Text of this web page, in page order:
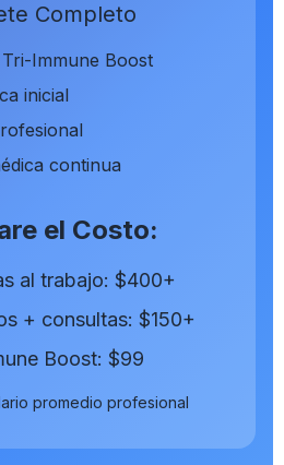
Completo
Immune Boost
inicial
continua
el Costo:
al trabajo: $400+
+ consultas: $150+
Boost: $99
promedio profesional